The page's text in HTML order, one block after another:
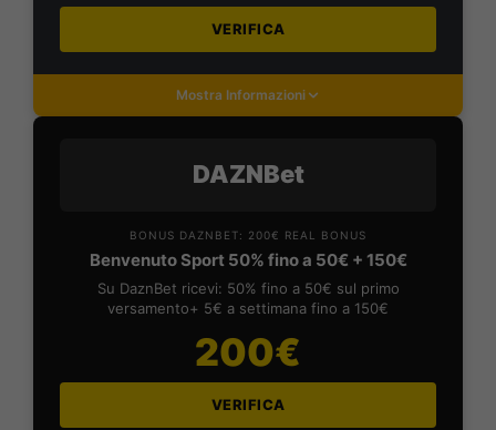
VERIFICA
Mostra Informazioni
DAZNBet
BONUS DAZNBET: 200€ REAL BONUS
Benvenuto Sport 50% fino a 50€ + 150€
Su DaznBet ricevi: 50% fino a 50€ sul primo
versamento+ 5€ a settimana fino a 150€
200€
VERIFICA